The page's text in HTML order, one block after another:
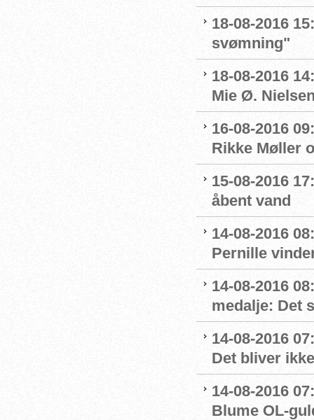
18-08-2016
svømning"
18-08-2016
Mie Ø.
16-08-2016
Rikke Møller
15-08-2016
åbent vand
14-08-2016
Pernille
14-08-2016
medalje: Det
14-08-2016
Det bliver
14-08-2016
Blume OL-